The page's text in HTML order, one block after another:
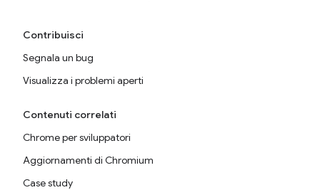
Contribuisci
Segnala un bug
Visualizza i problemi aperti
Contenuti correlati
Chrome per sviluppatori
Aggiornamenti di Chromium
Case study